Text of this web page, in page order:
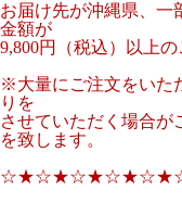
お届け先が沖縄県、一
金額が
9,800円（税込）以上
※大量にご注文をいた
りを
させていただく場合が
を致します。